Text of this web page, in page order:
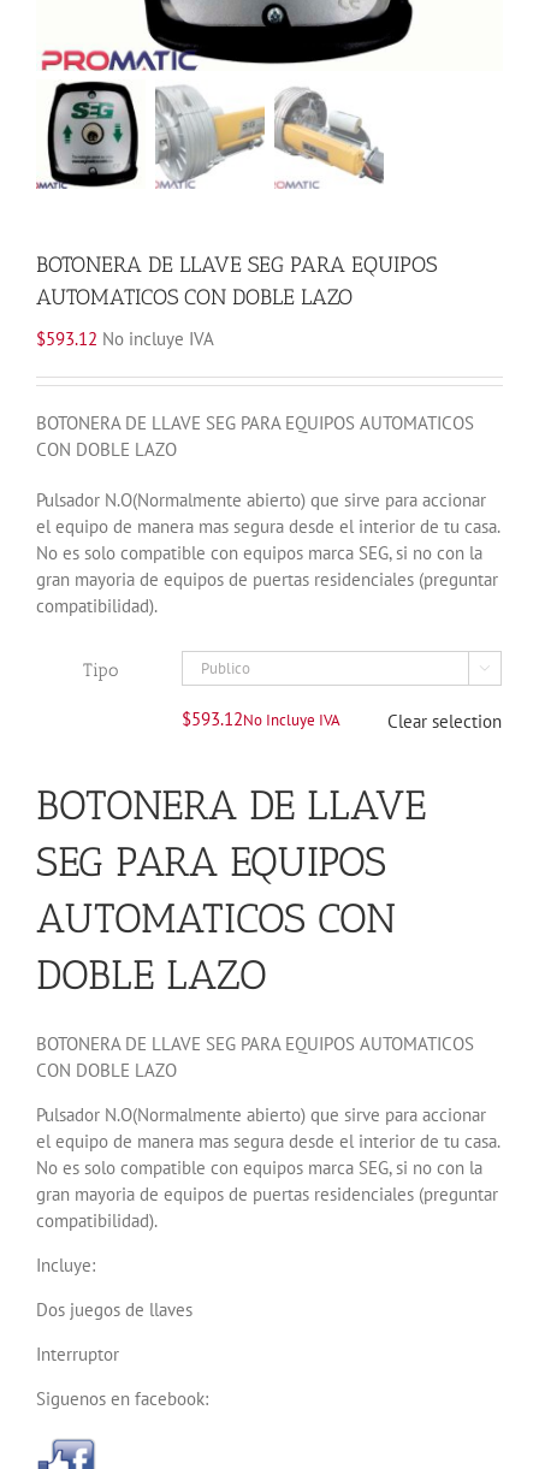
BOTONERA DE LLAVE SEG PARA EQUIPOS
AUTOMATICOS CON DOBLE LAZO
$593.12 No incluye IVA
BOTONERA DE LLAVE SEG PARA EQUIPOS AUTOMATICOS
CON DOBLE LAZO
Pulsador N.O(Normalmente abierto) que sirve para accionar
el equipo de manera mas segura desde el interior de tu casa.
No es solo compatible con equipos marca SEG, si no con la
gran mayoria de equipos de puertas residenciales (preguntar
compatibilidad).
Tipo 
$593.12No Incluye IVA Clear selection
BOTONERA DE LLAVE
SEG PARA EQUIPOS
AUTOMATICOS CON
DOBLE LAZO
BOTONERA DE LLAVE SEG PARA EQUIPOS AUTOMATICOS
CON DOBLE LAZO
Pulsador N.O(Normalmente abierto) que sirve para accionar
el equipo de manera mas segura desde el interior de tu casa.
No es solo compatible con equipos marca SEG, si no con la
gran mayoria de equipos de puertas residenciales (preguntar
compatibilidad).
Incluye:
Dos juegos de llaves
Interruptor
Siguenos en facebook: